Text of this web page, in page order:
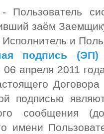
- Пользователь
заём
Исполнитель и
подпись (ЭП)
06 апреля 2011
подписью
сообщения
имени